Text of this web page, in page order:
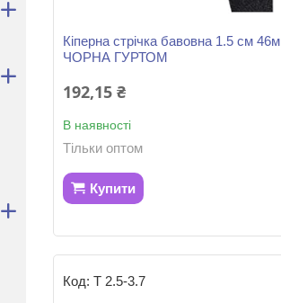
Кіперна стрічка бавовна 1.5 см 46м
ЧОРНА ГУРТОМ
192,15 ₴
В наявності
Тільки оптом
Купити
Т 2.5-3.7